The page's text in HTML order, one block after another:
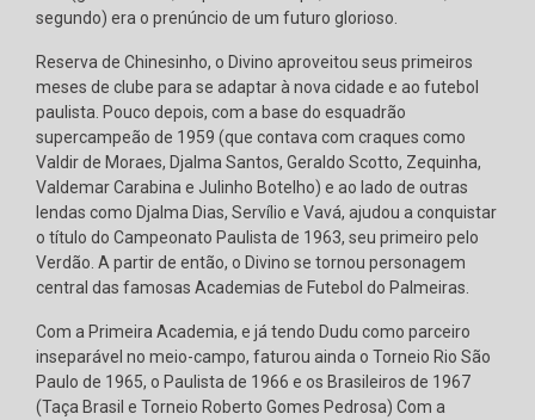
segundo) era o prenúncio de um futuro glorioso.
Reserva de Chinesinho, o Divino aproveitou seus primeiros
meses de clube para se adaptar à nova cidade e ao futebol
paulista. Pouco depois, com a base do esquadrão
supercampeão de 1959 (que contava com craques como
Valdir de Moraes, Djalma Santos, Geraldo Scotto, Zequinha,
Valdemar Carabina e Julinho Botelho) e ao lado de outras
lendas como Djalma Dias, Servílio e Vavá, ajudou a conquistar
o título do Campeonato Paulista de 1963, seu primeiro pelo
Verdão. A partir de então, o Divino se tornou personagem
central das famosas Academias de Futebol do Palmeiras.
Com a Primeira Academia, e já tendo Dudu como parceiro
inseparável no meio-campo, faturou ainda o Torneio Rio São
Paulo de 1965, o Paulista de 1966 e os Brasileiros de 1967
(Taça Brasil e Torneio Roberto Gomes Pedrosa) Com a